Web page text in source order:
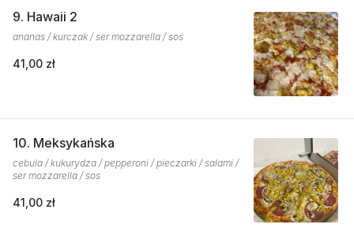
9. Hawaii 2
ananas / kurczak / ser mozzarella / sos
41,00 zł
10. Meksykańska
cebula / kukurydza / pepperoni / pieczarki / salami /
ser mozzarella / sos
41,00 zł